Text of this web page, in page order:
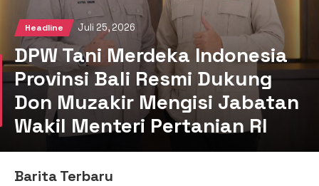
Headline Juli 25, 2026
DPW Tani Merdeka Indonesia
Provinsi Bali Resmi Dukung
Don Muzakir Mengisi Jabatan
Wakil Menteri Pertanian RI
Barita Terbaru